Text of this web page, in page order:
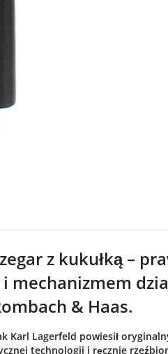
z kukułką –
mechanizmem
& Haas.
Karl Lagerfeld powiesił
technologii i ręcznie